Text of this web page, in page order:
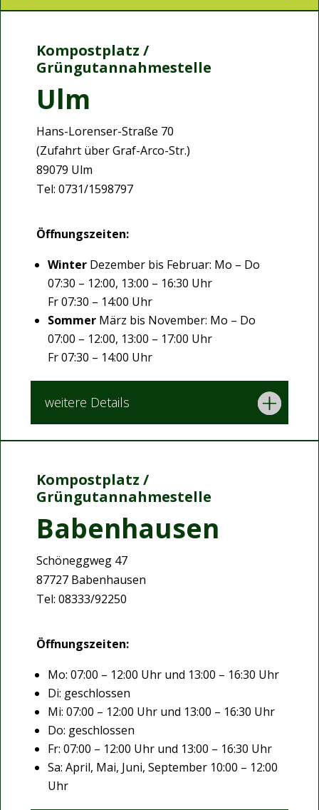
Kompostplatz /
Grüngutannahmestelle
Ulm
Hans-Lorenser-Straße 70
(Zufahrt über Graf-Arco-Str.)
89079 Ulm
Tel: 0731/1598797
Öffnungszeiten:
Winter Dezember bis Februar: Mo – Do
07:30 – 12:00, 13:00 – 16:30 Uhr
Fr 07:30 – 14:00 Uhr
Sommer März bis November: Mo – Do
07:00 – 12:00, 13:00 – 17:00 Uhr
Fr 07:30 – 14:00 Uhr
weitere Details
Kompostplatz /
Grüngutannahmestelle
Babenhausen
Schöneggweg 47
87727 Babenhausen
Tel: 08333/92250
Öffnungszeiten:
Mo: 07:00 – 12:00 Uhr und 13:00 – 16:30 Uhr
Di: geschlossen
Mi: 07:00 – 12:00 Uhr und 13:00 – 16:30 Uhr
Do: geschlossen
Fr: 07:00 – 12:00 Uhr und 13:00 – 16:30 Uhr
Sa: April, Mai, Juni, September 10:00 – 12:00
Uhr